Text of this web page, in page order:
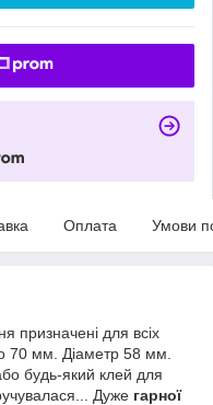
Оплата Умови
призначені для всіх
70 мм. Діаметр 58 мм.
будь-який клей для
Дуже гарної